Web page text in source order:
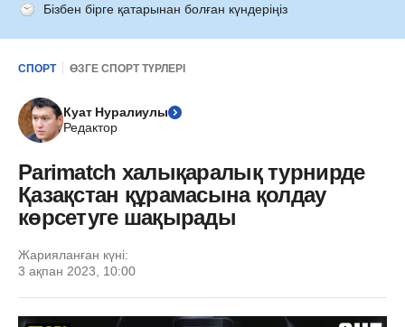
Бізбен бірге қатарынан болған күндеріңіз
СПОРТ ӨЗГЕ СПОРТ ТҮРЛЕРІ
Куат Нуралиулы
Редактор
Parimatch халықаралық турнирде
Қазақстан құрамасына қолдау
көрсетуге шақырады
Жарияланған күні:
3 ақпан 2023, 10:00